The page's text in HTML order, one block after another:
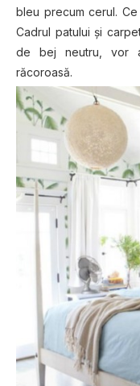
bleu precum cerul.
Cadrul patului și
de bej neutru, vor
răcoroasă.